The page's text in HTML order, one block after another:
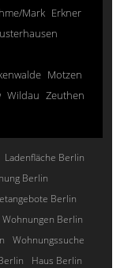
Mark Erkner
Motzen
Wildau Zeuthen
Ladenfläche Berlin
Berlin
Berlin
Wohnungen Berlin
Wohnungssuche
Haus Berlin